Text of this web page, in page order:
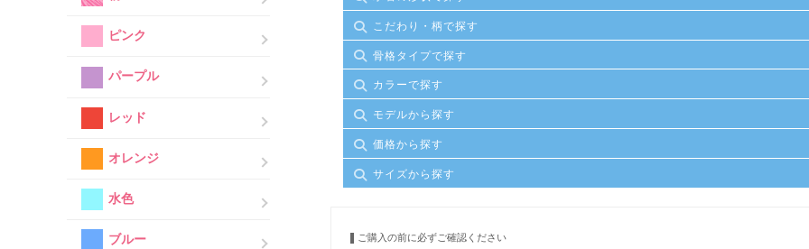
ピンク
パープル
レッド
オレンジ
水色
ブルー
こだわり・柄で探す
骨格タイプで探す
カラーで探す
モデルから探す
価格から探す
サイズから探す
ご購入の前に必ずご確認ください